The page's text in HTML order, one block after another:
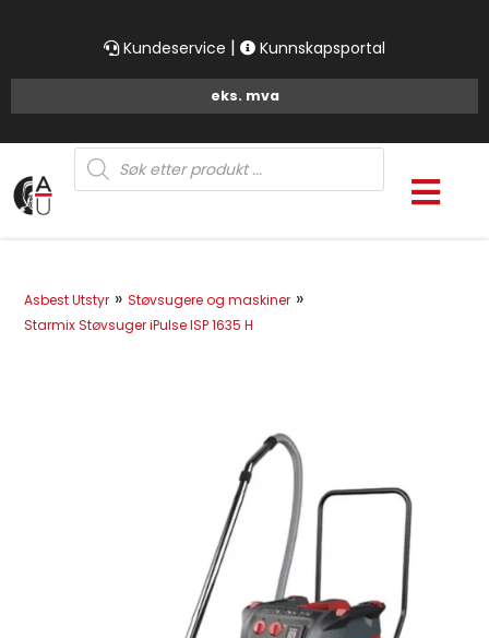
Kundeservice | Kunnskapsportal
Products
search
Asbest Utstyr » Støvsugere og maskiner »
Starmix Støvsuger iPulse ISP 1635 H